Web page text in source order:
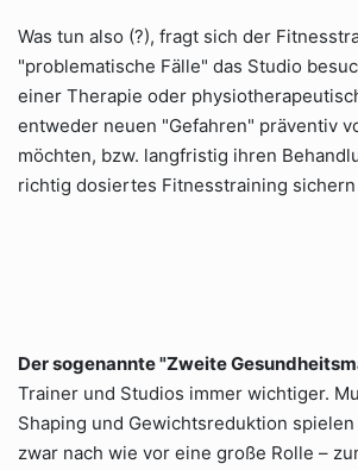
Was tun also (?), fragt sich der
"problematische Fälle" das Studio
einer Therapie oder
entweder neuen "Gefahren" präventiv
möchten, bzw. langfristig ihren
richtig dosiertes Fitnesstraining
Der sogenannte "Zweite
Trainer und Studios immer wichtiger.
Shaping und Gewichtsreduktion
zwar nach wie vor eine große Rolle –